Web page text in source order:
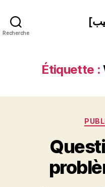
Recherche
Étiquette :